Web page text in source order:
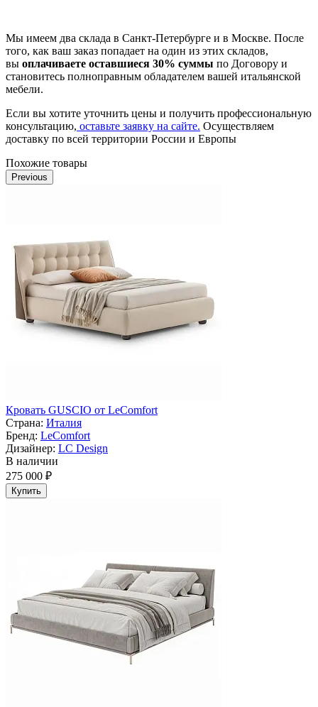
Мы имеем два склада в Санкт-Петербурге и в Москве. После
того, как ваш заказ попадает на один из этих складов,
вы оплачиваете оставшиеся 30% суммы по Договору и
становитесь полноправным обладателем вашей итальянской
мебели.
Если вы хотите уточнить цены и получить профессиональную
консультацию, оставьте заявку на сайте. Осуществляем
доставку по всей территории России и Европы
Похожие товары
Previous
Кровать GUSCIO от LeComfort
Страна: Италия
Бренд: LeComfort
Дизайнер: LC Design
В наличии
275 000 ₽
Купить